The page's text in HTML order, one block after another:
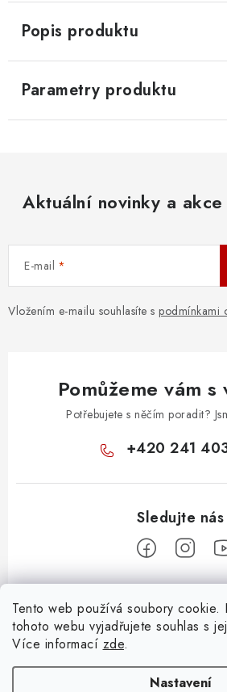
Tento web používá soubory cookie.
tohoto webu vyjadřujete souhlas s
Více informací zde.
Nastavení
Popis produktu
Parametry produktu
Aktuální novinky a akce
E-mail
Vložením e-mailu souhlasíte s podmínkami
Pomůžeme vám s
Potřebujete s něčím poradit?
+420 241
Z
Informace pro vás